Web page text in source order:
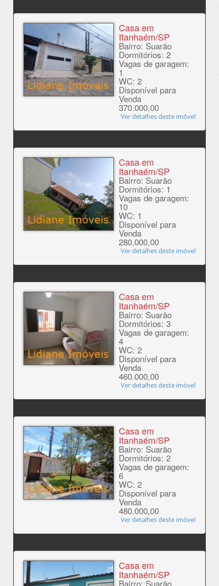
Casa em
Itanhaém/SP
Bairro: Suarão
Dormitórios: 2
Vagas de garagem:
1
WC: 2
Disponível para
Venda
370.000,00
Ver detalhes deste imóvel
Casa em
Itanhaém/SP
Bairro: Suarão
Dormitórios: 1
Vagas de garagem:
10
WC: 1
Disponível para
Venda
280.000,00
Ver detalhes deste imóvel
Casa em
Itanhaém/SP
Bairro: Suarão
Dormitórios: 3
Vagas de garagem:
4
WC: 2
Disponível para
Venda
460.000,00
Ver detalhes deste imóvel
Casa em
Itanhaém/SP
Bairro: Suarão
Dormitórios: 2
Vagas de garagem:
6
WC: 2
Disponível para
Venda
480.000,00
Ver detalhes deste imóvel
Casa em
Itanhaém/SP
Bairro: Suarão